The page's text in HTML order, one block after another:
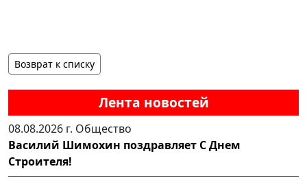
Лента новостей
08.08.2026 г. Общество
Василий Шимохин поздравляет С Днем
Строителя!
Возврат к списку